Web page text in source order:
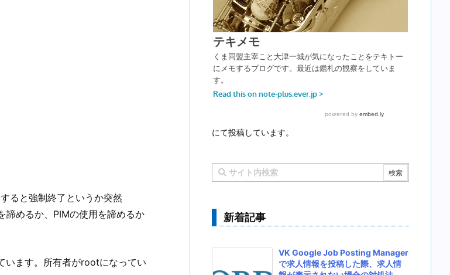
ると強制終了というか突然
諦めるか、PIMの使用を諦めるか
います。所有者がrootになってい
にて投稿しています。
新着記事
VK Google Job Posting Manager
で求人情報を投稿した際、求人情